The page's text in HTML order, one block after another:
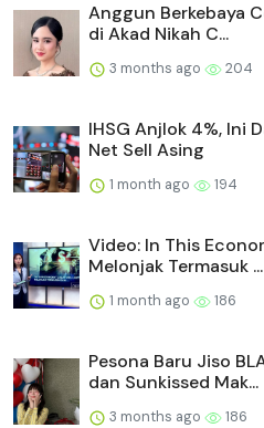
Anggun Berkebaya
di Akad Nikah C...
3 months ago 204
IHSG Anjlok 4%, Ini
Net Sell Asing
1 month ago 194
Video: In This
Melonjak Termasuk ...
1 month ago 186
Pesona Baru Jiso
dan Sunkissed Mak...
3 months ago 186